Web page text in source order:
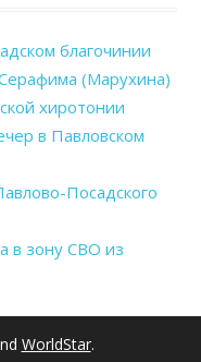
благочинии
(Марухина)
хиротонии
в Павловском
Посадского
в зону СВО из
WorldStar.